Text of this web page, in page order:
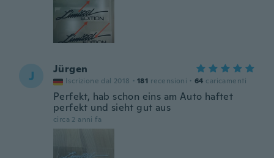
J Jürgen
Iscrizione dal 2018 · 181 recensioni · 64 caricamenti
Perfekt, hab schon eins am Auto haftet
perfekt und sieht gut aus
circa 2 anni fa